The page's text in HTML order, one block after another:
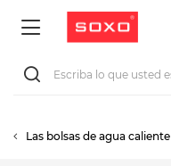
Las bolsas de agua caliente